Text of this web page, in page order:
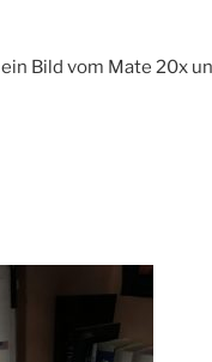
Bild vom Mate 20x